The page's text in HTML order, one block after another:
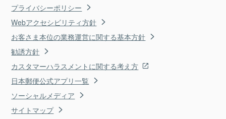
プライバシーポリシー
Webアクセシビリティ方針
お客さま本位の業務運営に関する基本方針
勧誘方針
カスタマーハラスメントに関する考え方
日本郵便公式アプリ一覧
ソーシャルメディア
サイトマップ